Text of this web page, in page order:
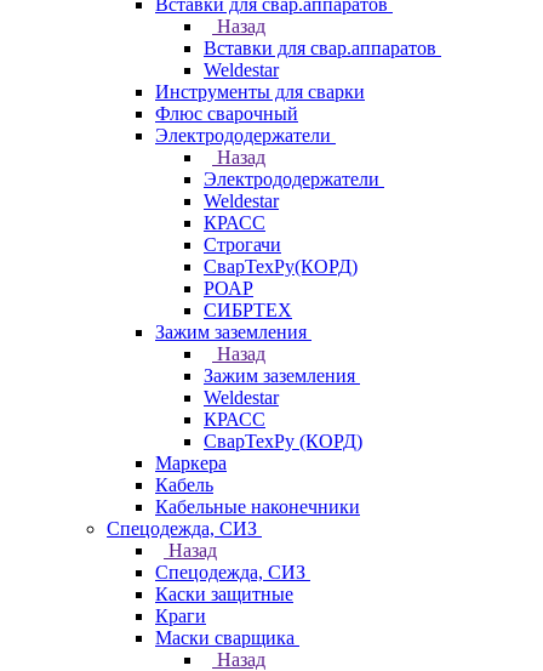
Вставки для свар.аппаратов
Назад
Вставки для свар.аппаратов
Weldestar
Инструменты для сварки
Флюс сварочный
Электрододержатели
Назад
Электрододержатели
Weldestar
КРАСС
Строгачи
СварТехРу(КОРД)
РОАР
СИБРТЕХ
Зажим заземления
Назад
Зажим заземления
Weldestar
КРАСС
СварТехРу (КОРД)
Маркера
Кабель
Кабельные наконечники
Спецодежда, СИЗ
Назад
Спецодежда, СИЗ
Каски защитные
Краги
Маски сварщика
Назад